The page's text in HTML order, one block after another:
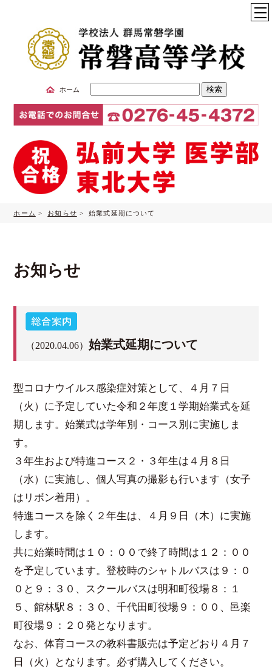
ホーム
ト
内
検
索
ホーム > お知らせ > 始業式延期について
お知らせ
（2020.04.06）始業式延期について
型コロナウイルス感染症対策として、４月７日
（火）に予定していた令和２年度１学期始業式を延
期します。始業式は学年別・コース別に実施しま
す。
３年生および特進コース２・３年生は４月８日
（水）に実施し、個人写真の撮影も行います（女子
はリボン着用）。
特進コースを除く２年生は、４月９日（木）に実施
します。
共に始業時間は１０：００で終了時間は１２：００
を予定しています。登校時のシャトルバスは９：０
０と９：３０、スクールバスは明和町役場８：１
５、館林駅８：３０、千代田町役場９：００、邑楽
町役場９：２０発となります。
なお、体育コースの教科書販売は予定どおり４月７
日（火）となります。必ず購入してください。